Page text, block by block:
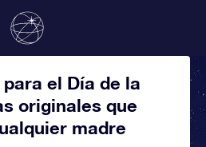
el Día de la
originales que
madre